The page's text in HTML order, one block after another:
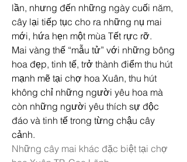
lần, nhưng đến những ngày cuối năm,
cây lại tiếp tục cho ra những nụ mai
mới, hứa hẹn một mùa Tết rực rỡ.
Mai vàng thế “mẫu tử” với những bông
hoa đẹp, tinh tế, trở thành điểm thu hút
mạnh mẽ tại chợ hoa Xuân, thu hút
không chỉ những người yêu hoa mà
còn những người yêu thích sự độc
đáo và tinh tế trong từng chậu cây
cảnh.
Những cây mai khác đặc biệt tại chợ